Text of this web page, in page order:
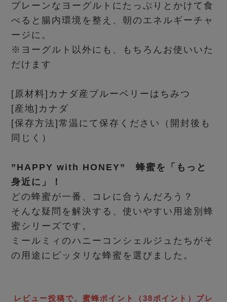
プレーンなヨーグルトにたっぷりとかけて食
べると腸内環境を整え、朝のエネルギーチャ
ージに。
※ヨーグルト以外にも、もちろんお使いいた
だけます
[原材料]カナダ産ブルーベリーはちみつ
[産地]カナダ
[保存方法]常温にて保存ください（開封後も
同じく）
”HAPPY with HONEY” 蜂蜜を「もっと
身近に」！
どの蜂蜜が一番、コレに合うんだろう？
そんな疑問を解決する、使いやすい用途別蜂
蜜シリーズです。
ミールミィのハニーコンシェルジュたちがそ
の用途にピッタリな蜂蜜を選びました。
レビュー投稿で、蜜蜂ポイント（38ポイント）プレ